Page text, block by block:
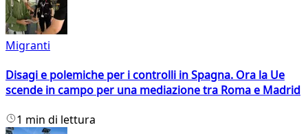
Migranti
Disagi e polemiche per i controlli in Spagna. Ora la Ue
scende in campo per una mediazione tra Roma e Madrid
1 min di lettura